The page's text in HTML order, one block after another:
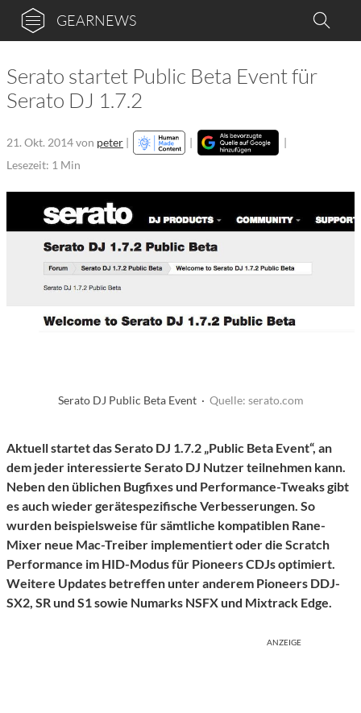
GEARNEWS
Serato startet Public Beta Event für
Serato DJ 1.7.2
21. Okt. 2014von peter | |
|
Lesezeit: 1 Min
Serato DJ Public Beta Event · Quelle: serato.com
Aktuell startet das Serato DJ 1.7.2 „Public Beta Event“, an
dem jeder interessierte Serato DJ Nutzer teilnehmen kann.
Neben den üblichen Bugfixes und Performance-Tweaks gibt
es auch wieder gerätespezifische Verbesserungen. So
wurden beispielsweise für sämtliche kompatiblen Rane-
Mixer neue Mac-Treiber implementiert oder die Scratch
Performance im HID-Modus für Pioneers CDJs optimiert.
Weitere Updates betreffen unter anderem Pioneers DDJ-
SX2, SR und S1 sowie Numarks NSFX und Mixtrack Edge.
ANZEIGE